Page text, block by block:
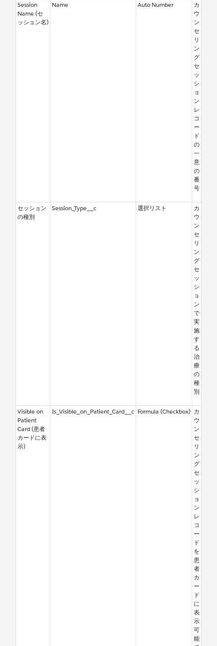
Session
Name (セ
ッション名)
Name Auto Number
カ
ウ
ン
セ
リ
ン
グ
セ
ッ
シ
ョ
ン
レ
コ
ー
ド
の
一
意
の
番
号
セッション
の種別
Session_Type__c 選択リスト
カ
ウ
ン
セ
リ
ン
グ
セ
ッ
シ
ョ
ン
で
実
施
す
る
治
療
の
種
別
Visible on
Patient
Card (患者
カードに表
示)
Is_Visible_on_Patient_Card__c Formula (Checkbox) カ
ウ
ン
セ
リ
ン
グ
セ
ッ
シ
ョ
ン
レ
コ
ー
ド
を
患
者
カ
ー
ド
に
表
示
可
能